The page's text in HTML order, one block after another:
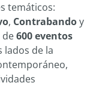
temáticos:
, Contrabandoy
de600 eventos
lados de la